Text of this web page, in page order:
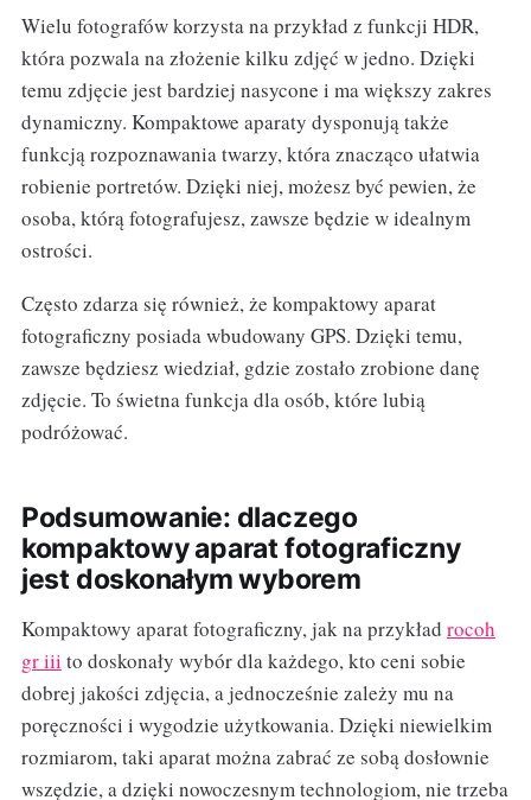
Wielu fotografów korzysta na przykład z funkcji HDR,
która pozwala na złożenie kilku zdjęć w jedno. Dzięki
temu zdjęcie jest bardziej nasycone i ma większy zakres
dynamiczny. Kompaktowe aparaty dysponują także
funkcją rozpoznawania twarzy, która znacząco ułatwia
robienie portretów. Dzięki niej, możesz być pewien, że
osoba, którą fotografujesz, zawsze będzie w idealnym
ostrości.
Często zdarza się również, że kompaktowy aparat
fotograficzny posiada wbudowany GPS. Dzięki temu,
zawsze będziesz wiedział, gdzie zostało zrobione danę
zdjęcie. To świetna funkcja dla osób, które lubią
podróżować.
Podsumowanie: dlaczego
kompaktowy aparat fotograficzny
jest doskonałym wyborem
Kompaktowy aparat fotograficzny, jak na przykład rocoh
gr iii to doskonały wybór dla każdego, kto ceni sobie
dobrej jakości zdjęcia, a jednocześnie zależy mu na
poręczności i wygodzie użytkowania. Dzięki niewielkim
rozmiarom, taki aparat można zabrać ze sobą dosłownie
wszędzie, a dzięki nowoczesnym technologiom, nie trzeba